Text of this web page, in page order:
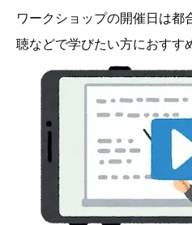
ワークショップの開催日は都
聴などで学びたい方におすす